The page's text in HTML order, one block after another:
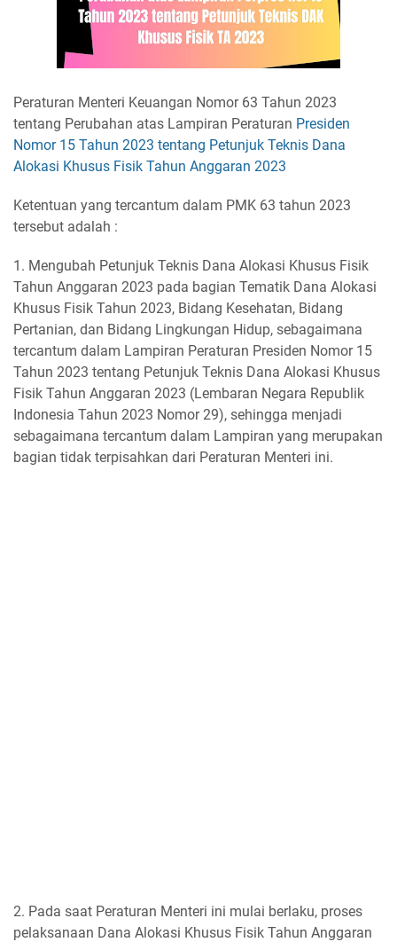
Peraturan Menteri Keuangan Nomor 63 Tahun 2023
tentang Perubahan atas Lampiran Peraturan Presiden
Nomor 15 Tahun 2023 tentang Petunjuk Teknis Dana
Alokasi Khusus Fisik Tahun Anggaran 2023
Ketentuan yang tercantum dalam PMK 63 tahun 2023
tersebut adalah :
1. Mengubah Petunjuk Teknis Dana Alokasi Khusus Fisik
Tahun Anggaran 2023 pada bagian Tematik Dana Alokasi
Khusus Fisik Tahun 2023, Bidang Kesehatan, Bidang
Pertanian, dan Bidang Lingkungan Hidup, sebagaimana
tercantum dalam Lampiran Peraturan Presiden Nomor 15
Tahun 2023 tentang Petunjuk Teknis Dana Alokasi Khusus
Fisik Tahun Anggaran 2023 (Lembaran Negara Republik
Indonesia Tahun 2023 Nomor 29), sehingga menjadi
sebagaimana tercantum dalam Lampiran yang merupakan
bagian tidak terpisahkan dari Peraturan Menteri ini.
2. Pada saat Peraturan Menteri ini mulai berlaku, proses
pelaksanaan Dana Alokasi Khusus Fisik Tahun Anggaran